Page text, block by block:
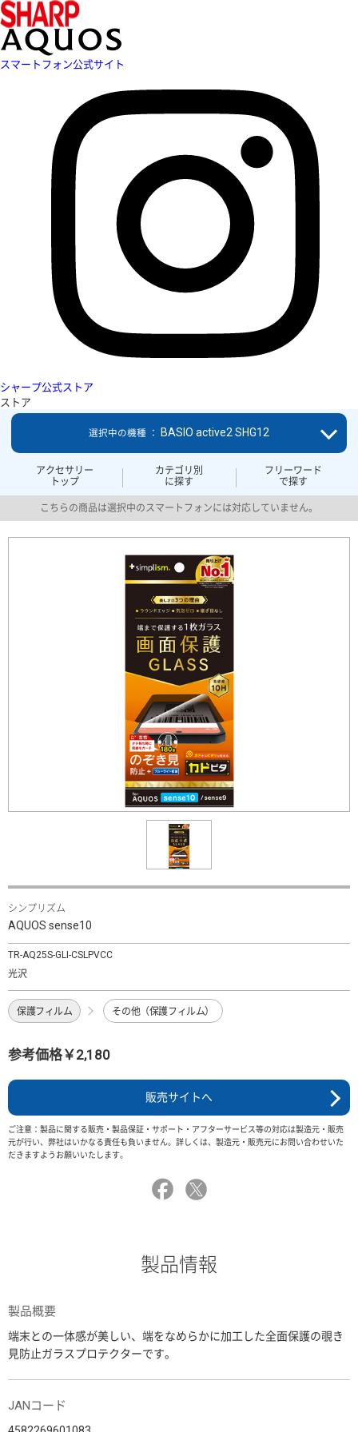
スマートフォン公式サイト
シャープ公式ストア
ストア
アクセサリー
トップ
カテゴリ別
に探す
フリーワード
で探す
選択中の機種 ： BASIO active2 SHG12
こちらの商品は選択中のスマートフォンには対応していません。
シンプリズム
AQUOS sense10
TR-AQ25S-GLI-CSLPVCC
光沢
保護フィルム その他（保護フィルム）
参考価格￥2,180
販売サイトへ
ご注意：製品に関する販売・製品保証・サポート・アフターサービス等の対応は製造元・販売
元が行い、弊社はいかなる責任も負いません。詳しくは、製造元・販売元にお問い合わせいた
だきますようお願いいたします。
製品情報
製品概要
端末との一体感が美しい、端をなめらかに加工した全面保護の覗き
見防止ガラスプロテクターです。
JANコード